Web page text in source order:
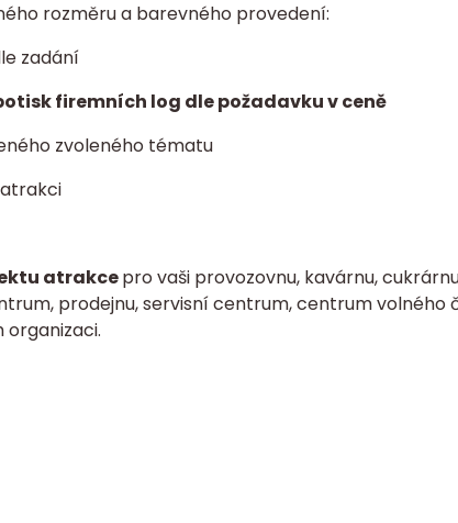
rozměru a barevného provedení:
zadání
firemních log dle požadavku v ceně
zvoleného tématu
atrakcepro vaši provozovnu, kavárnu,
prodejnu, servisní centrum, centrum volného